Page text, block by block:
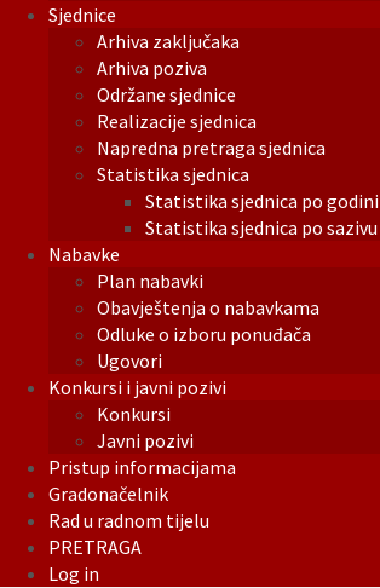
Sjednice
Arhiva zaključaka
Arhiva poziva
Održane sjednice
Realizacije sjednica
Napredna pretraga sjednica
Statistika sjednica
Statistika sjednica po godini
Statistika sjednica po sazivu
Nabavke
Plan nabavki
Obavještenja o nabavkama
Odluke o izboru ponuđača
Ugovori
Konkursi i javni pozivi
Konkursi
Javni pozivi
Pristup informacijama
Gradonačelnik
Rad u radnom tijelu
PRETRAGA
Log in